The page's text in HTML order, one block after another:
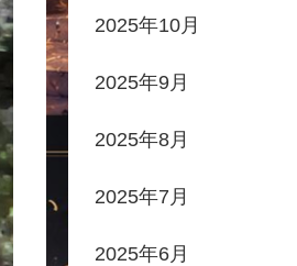
2025年10月
2025年9月
2025年8月
2025年7月
2025年6月